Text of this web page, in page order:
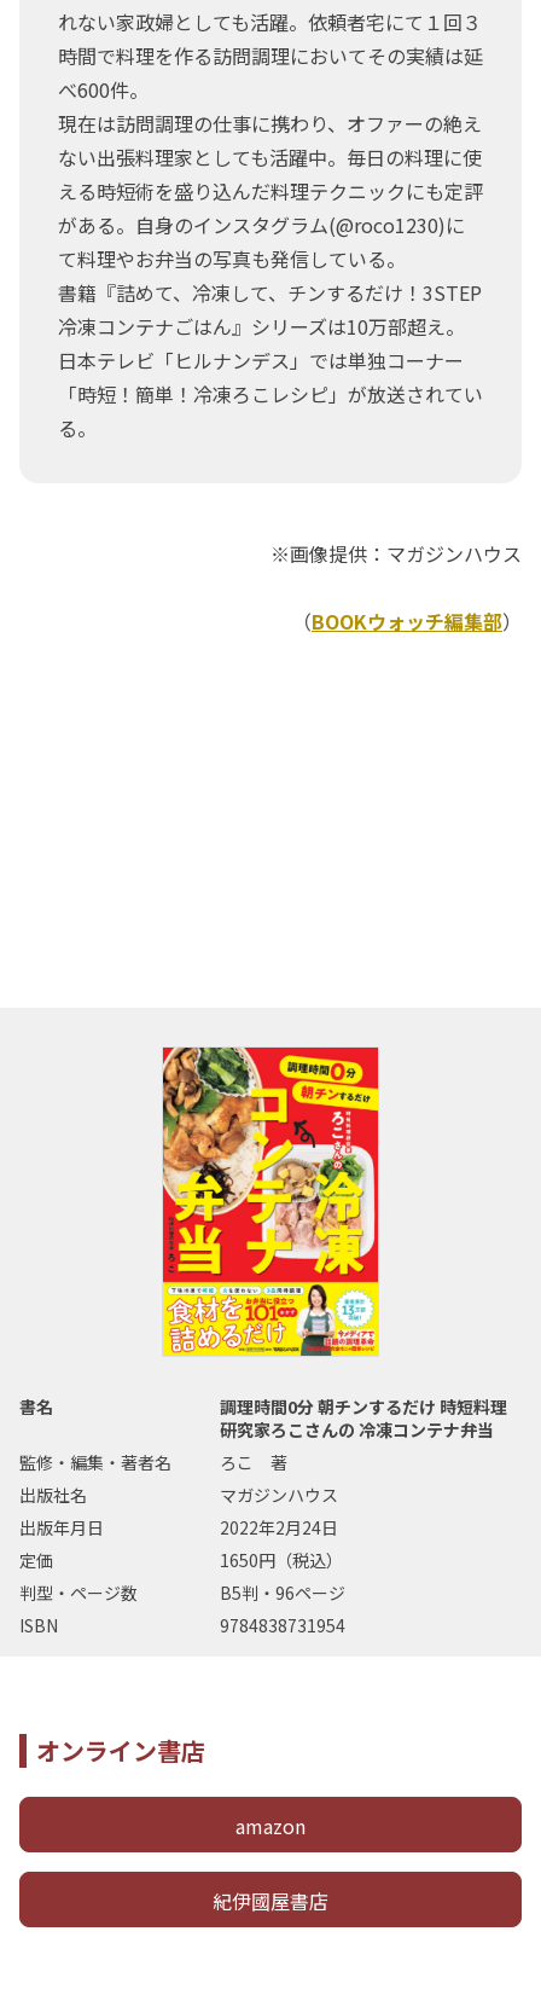
れない家政婦としても活躍。依頼者宅にて１回３
時間で料理を作る訪問調理においてその実績は延
べ600件。
現在は訪問調理の仕事に携わり、オファーの絶え
ない出張料理家としても活躍中。毎日の料理に使
える時短術を盛り込んだ料理テクニックにも定評
がある。自身のインスタグラム(@roco1230)に
て料理やお弁当の写真も発信している。
書籍『詰めて、冷凍して、チンするだけ！3STEP
冷凍コンテナごはん』シリーズは10万部超え。
日本テレビ「ヒルナンデス」では単独コーナー
「時短！簡単！冷凍ろこレシピ」が放送されてい
る。
※画像提供：マガジンハウス
（BOOKウォッチ編集部）
書名
調理時間0分 朝チンするだけ 時短料理
研究家ろこさんの 冷凍コンテナ弁当
監修・編集・著者名
ろこ 著
出版社名
マガジンハウス
出版年月日
2022年2月24日
定価
1650円（税込）
判型・ページ数
B5判・96ページ
ISBN
9784838731954
オンライン書店
amazon
紀伊國屋書店